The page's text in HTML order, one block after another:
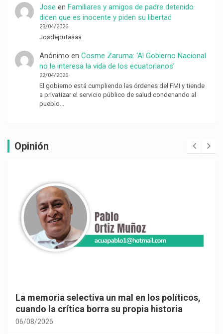
Jose en Familiares y amigos de padre detenido
dicen que es inocente y piden su libertad
23/04/2026
Josdeputaaaa
Anónimo en Cosme Zaruma: ‘Al Gobierno Nacional
no le interesa la vida de los ecuatorianos’
22/04/2026
El gobierno está cumpliendo las órdenes del FMI y tiende
a privatizar el servicio público de salud condenando al
pueblo…
Opinión
La memoria selectiva un mal en los políticos,
cuando la crítica borra su propia historia
06/08/2026